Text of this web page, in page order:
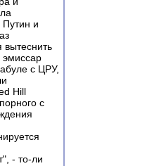
и
эмиссар
с ЦРУ,
Hill
с
- то-ли